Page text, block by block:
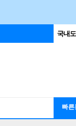
국내
빠른